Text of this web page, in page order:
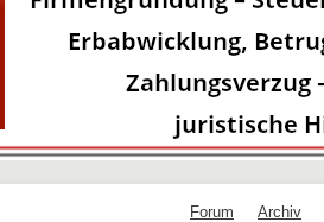
Forum Archiv